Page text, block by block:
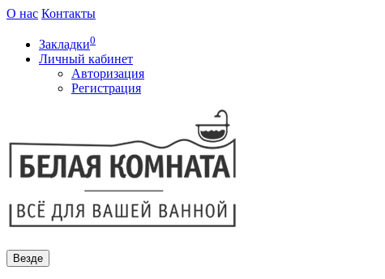
О нас Контакты
Закладки0
Личный кабинет
Авторизация
Регистрация
Везде